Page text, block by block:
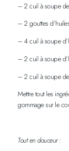
– 2 cuil à soupe
– 2 gouttes
– 4 cuil à soupe
– 2 cuil à soupe
– 2 cuil à soupe
Mettre tout les
gommage sur le
Tout en douceur :